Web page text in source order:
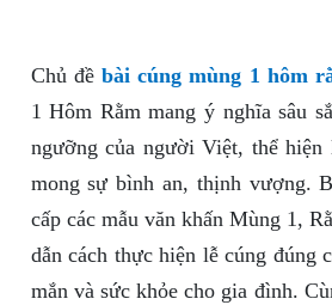
Chủ đề bài cúng mùng 1 hôm
1 Hôm Rằm mang ý nghĩa sâu
ngưỡng của người Việt, thể
mong sự bình an, thịnh vượng.
cấp các mẫu văn khấn Mùng 1,
dẫn cách thực hiện lễ cúng đúng
mắn và sức khỏe cho gia đình.